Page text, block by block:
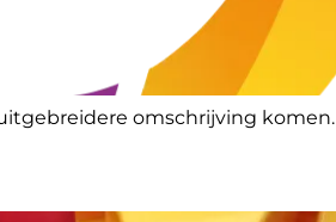
omschrijving komen.